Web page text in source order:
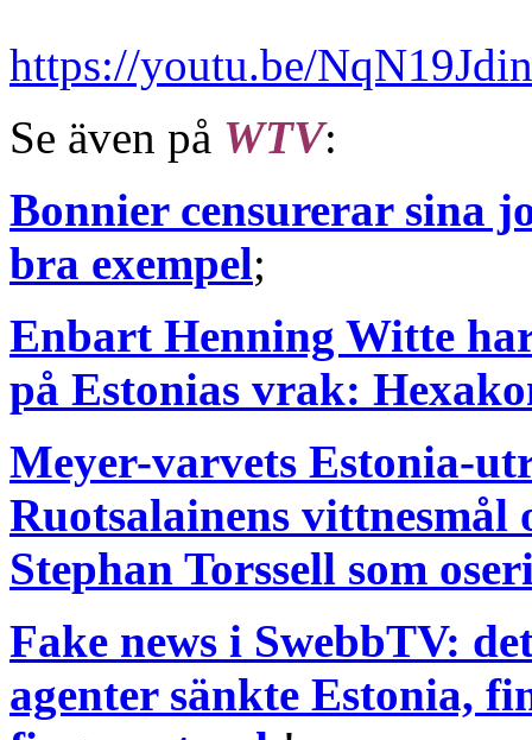
https://youtu.be/
Se även på WTV:
Bonnier censurerar sina
bra exempel;
Enbart Henning Witte
på Estonias vrak:
Meyer-varvets Estonia-
Ruotsalainens
Stephan Torssell som
Fake news i SwebbTV:
agenter sänkte Estonia,